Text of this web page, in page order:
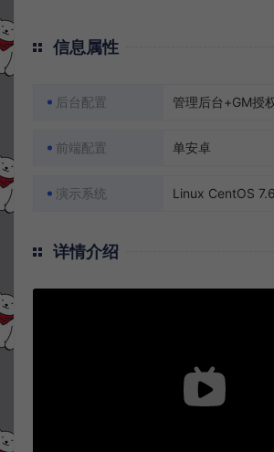
信息属性
后台配置 管理后台+GM授
前端配置 单安卓
演示系统 Linux CentOS 7.6
详情介绍